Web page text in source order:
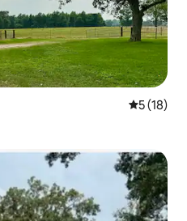
5 (18)